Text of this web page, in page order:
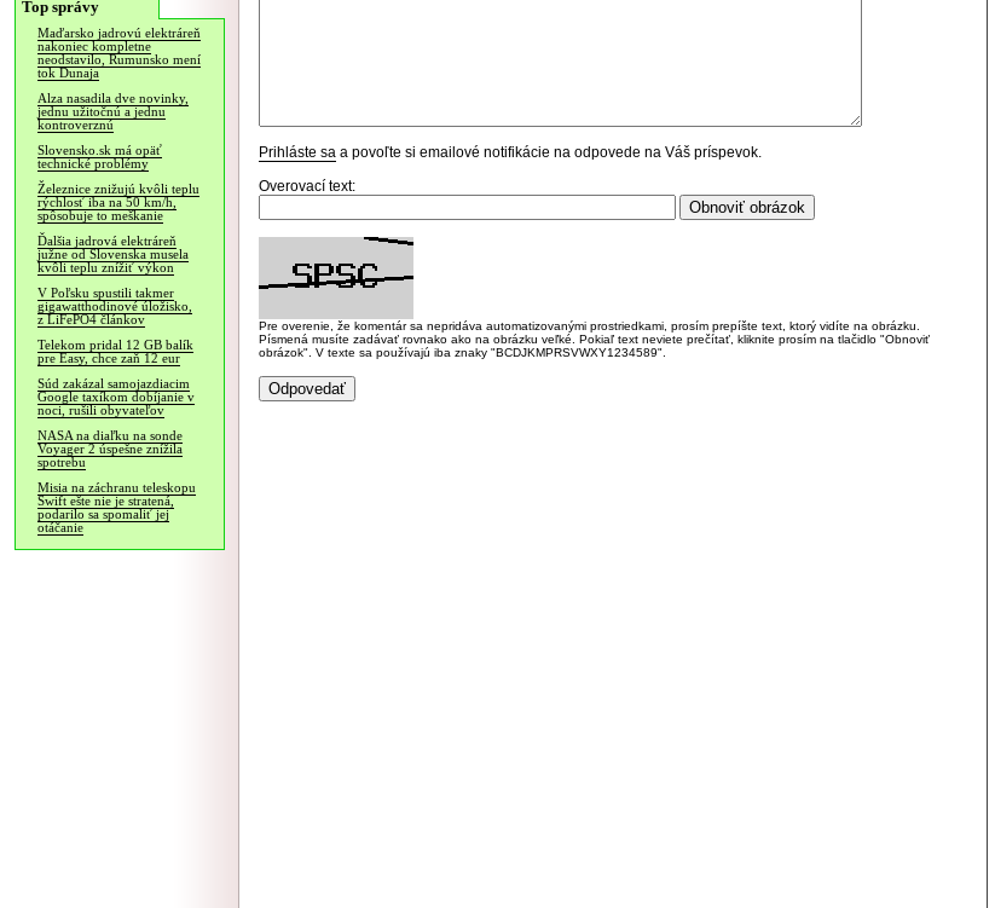
Top správy
Maďarsko jadrovú elektráreň
nakoniec kompletne
neodstavilo, Rumunsko mení
tok Dunaja
Alza nasadila dve novinky,
jednu užitočnú a jednu
kontroverznú
Slovensko.sk má opäť
technické problémy
Železnice znižujú kvôli teplu
rýchlosť iba na 50 km/h,
spôsobuje to meškanie
Ďalšia jadrová elektráreň
južne od Slovenska musela
kvôli teplu znížiť výkon
V Poľsku spustili takmer
gigawatthodinové úložisko,
z LiFePO4 článkov
Telekom pridal 12 GB balík
pre Easy, chce zaň 12 eur
Súd zakázal samojazdiacim
Google taxíkom dobíjanie v
noci, rušili obyvateľov
NASA na diaľku na sonde
Voyager 2 úspešne znížila
spotrebu
Misia na záchranu teleskopu
Swift ešte nie je stratená,
podarilo sa spomaliť jej
otáčanie
Prihláste sa a povoľte si emailové notifikácie na odpovede na Váš príspevok.
Overovací text:
Pre overenie, že komentár sa nepridáva automatizovanými prostriedkami, prosím prepíšte text, ktorý vidíte na obrázku.
Písmená musíte zadávať rovnako ako na obrázku veľké. Pokiaľ text neviete prečítať, kliknite prosím na tlačidlo "Obnoviť
obrázok". V texte sa používajú iba znaky "BCDJKMPRSVWXY1234589".